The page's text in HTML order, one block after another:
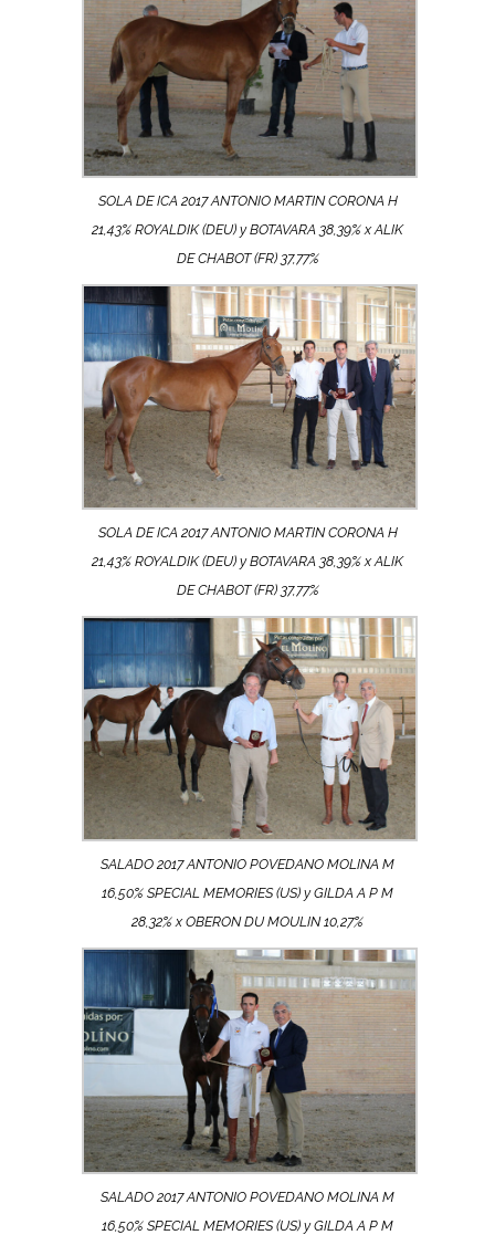
SOLA DE ICA 2017 ANTONIO MARTIN CORONA H
21,43% ROYALDIK (DEU) y BOTAVARA 38,39% x ALIK
DE CHABOT (FR) 37,77%
SOLA DE ICA 2017 ANTONIO MARTIN CORONA H
21,43% ROYALDIK (DEU) y BOTAVARA 38,39% x ALIK
DE CHABOT (FR) 37,77%
SALADO 2017 ANTONIO POVEDANO MOLINA M
16,50% SPECIAL MEMORIES (US) y GILDA A P M
28,32% x OBERON DU MOULIN 10,27%
SALADO 2017 ANTONIO POVEDANO MOLINA M
16,50% SPECIAL MEMORIES (US) y GILDA A P M